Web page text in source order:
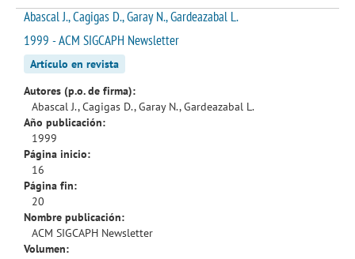
Abascal J., Cagigas D., Garay N., Gardeazabal L.
1999 - ACM SIGCAPH Newsletter
Artículo en revista
Autores (p.o. de firma):
Abascal J., Cagigas D., Garay N., Gardeazabal L.
Año publicación:
1999
Página inicio:
16
Página fin:
20
Nombre publicación:
ACM SIGCAPH Newsletter
Volumen: